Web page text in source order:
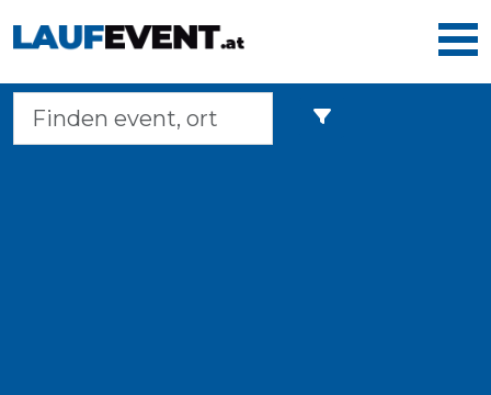
Home